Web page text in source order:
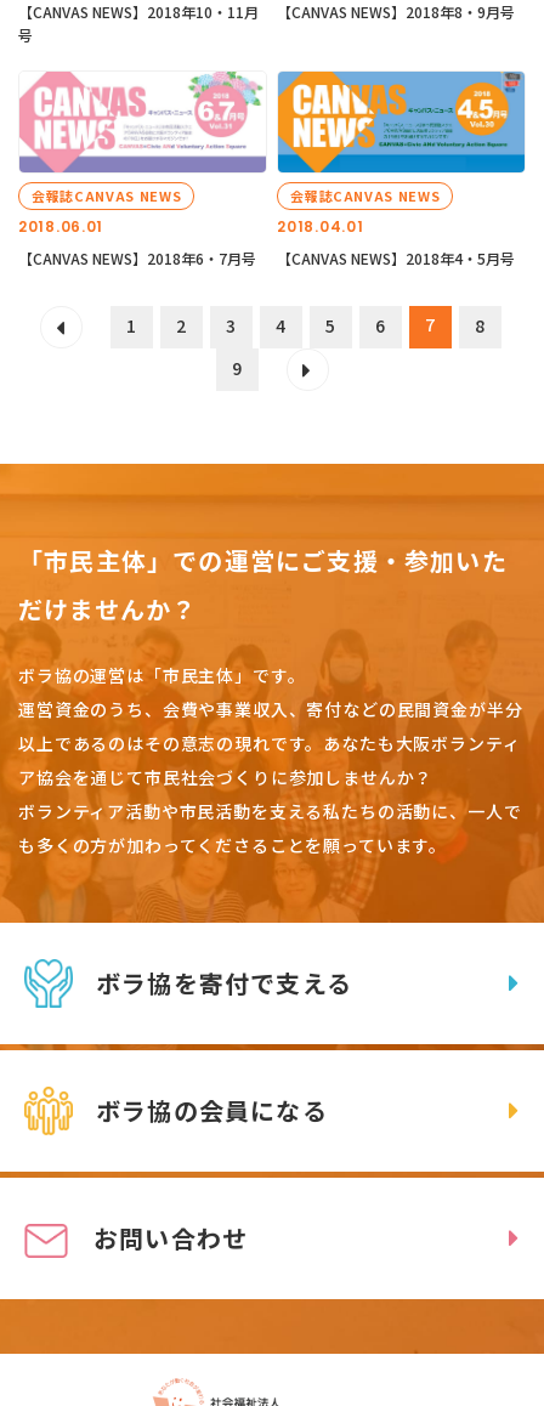
【CANVAS NEWS】2018年10・11月
号
【CANVAS NEWS】2018年8・9月号
2018.06.01
会報誌CANVAS NEWS
【CANVAS NEWS】2018年6・7月号
2018.04.01
会報誌CANVAS NEWS
【CANVAS NEWS】2018年4・5月号
1 2 3 4 5 6 7
8
9
「市民主体」での運営にご支援・参加いた
だけませんか？
ボラ協の運営は「市民主体」です。
運営資金のうち、会費や事業収入、寄付などの民間資金が半分
以上であるのはその意志の現れです。 あなたも大阪ボランティ
ア協会を通じて市民社会づくりに参加しませんか？
ボランティア活動や市民活動を支える私たちの活動に、一人で
も多くの方が加わってくださることを願っています。
ボラ協を寄付で支える
ボラ協の会員になる
お問い合わせ